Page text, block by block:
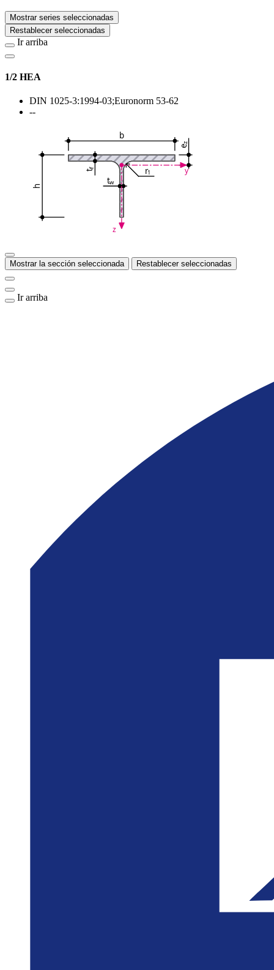
Mostrar series seleccionadas
Restablecer seleccionadas
Ir arriba
1/2 HEA
DIN 1025-3:1994-03;Euronorm 53-62
--
b
h
t
f
tw
e
z
r1 y
z
Mostrar la sección seleccionada Restablecer seleccionadas
Ir arriba